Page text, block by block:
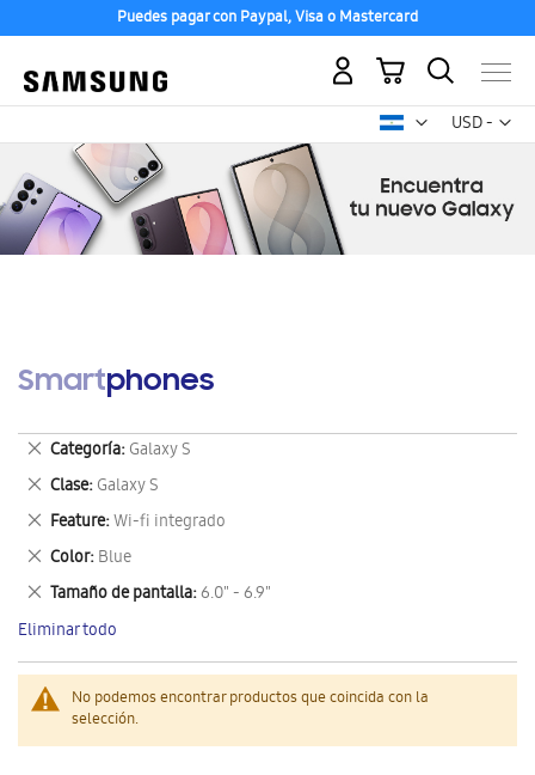
Puedes pagar con Paypal, Visa o Mastercard
USD -
dólar
Mi carrito
Smartphones
No podemos encontrar productos que coincida con la
selección.
Categoría Galaxy S
Eliminar
este
artículo
Clase Galaxy S
Eliminar
este
artículo
Feature Wi-fi integrado
Eliminar
este
artículo
Color Blue
Eliminar
este
artículo
Tamaño de pantalla 6.0" - 6.9"
Eliminar
este
artículo
Eliminar todo